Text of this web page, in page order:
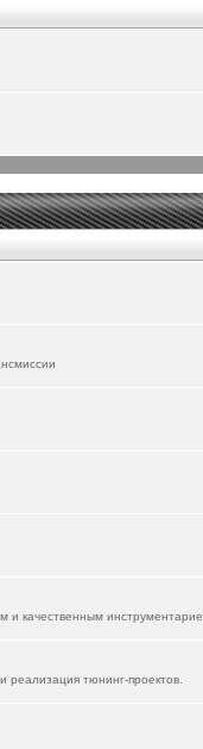
и качественным
реализация тюнинг-проектов.